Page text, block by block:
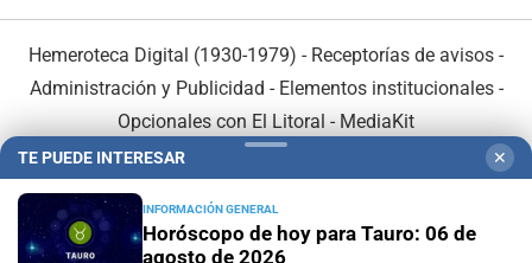
Hemeroteca Digital (1930-1979) - Receptorías de avisos -
Administración y Publicidad - Elementos institucionales-
Opcionales con El Litoral - MediaKit
TE PUEDE INTERESAR ✕
INFORMACIÓN GENERAL
Horóscopo de hoy para Tauro: 06 de
agosto de 2026